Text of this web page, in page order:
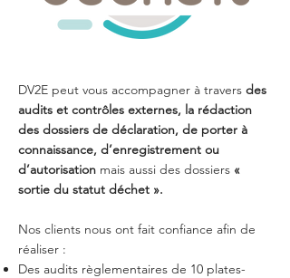
DV2E peut vous accompagner à travers des
audits et contrôles externes, la rédaction
des dossiers de déclaration, de porter à
connaissance, d’enregistrement ou
d’autorisation mais aussi des dossiers «
sortie du statut déchet ».
Nos clients nous ont fait confiance afin de
réaliser :
Des audits règlementaires de 10 plates-